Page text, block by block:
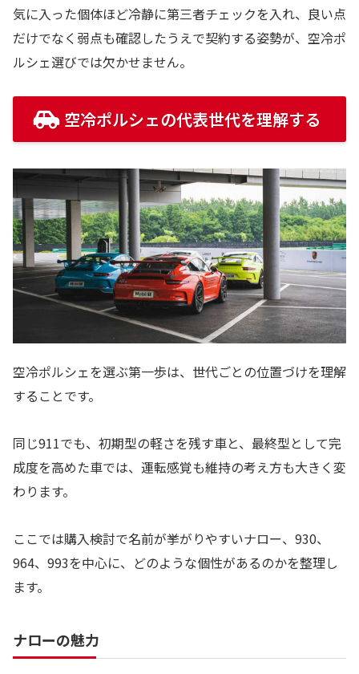
気に入った個体ほど冷静に第三者チェックを入れ、良い点
だけでなく弱点も確認したうえで契約する姿勢が、空冷ポ
ルシェ選びでは欠かせません。
空冷ポルシェの代表世代を理解する
空冷ポルシェを選ぶ第一歩は、世代ごとの位置づけを理解
することです。
同じ911でも、初期型の軽さを残す車と、最終型として完
成度を高めた車では、運転感覚も維持の考え方も大きく変
わります。
ここでは購入検討で名前が挙がりやすいナロー、930、
964、993を中心に、どのような個性があるのかを整理し
ます。
ナローの魅力